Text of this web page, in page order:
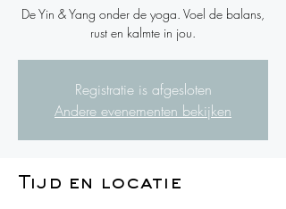
De Yin & Yang onder de yoga. Voel de balans,
rust en kalmte in jou.
Registratie is afgesloten
Andere evenementen bekijken
Tijd en locatie